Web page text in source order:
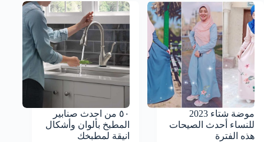
موضة شتاء 2023
للنساء أحدث الصيحات
هذه الفترة
٥٠ من احدث صنابير
المطبخ بألوان وأشكال
انيقة لمطبخك